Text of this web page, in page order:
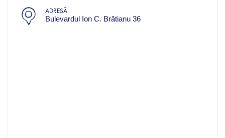
ADRESĂ
Bulevardul Ion C. Brătianu 36